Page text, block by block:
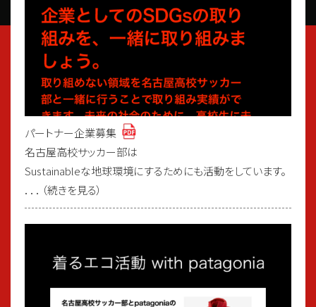
パートナー企業募集
名古屋高校サッカー部は
Sustainableな地球環境にするためにも活動をしています。
．．．（続きを見る）